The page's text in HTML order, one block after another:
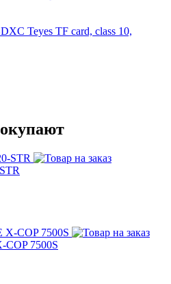
Teyes TF card, class 10,
COP 7500S